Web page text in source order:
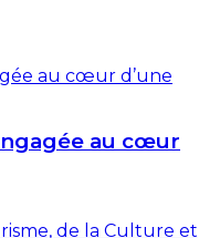
au cœur